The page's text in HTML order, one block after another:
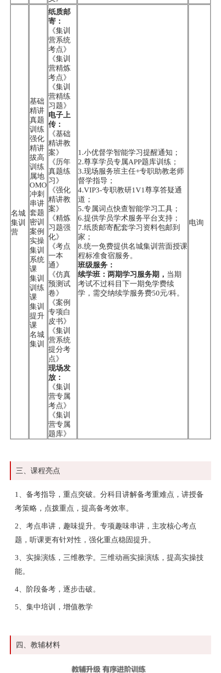
名城
集训
营
基础
精讲
真题
训练
强化
精讲
拔高
训练
属地
OMO
冲刺
串讲
套题
密训
案例
实操
集训
系统
课
集训
训练
课
集训
提升
课
名城
集训
纸质邮
寄：
《集训
营系统
考点》
《集训
营精炼
考点》
《集训
营精练
习题》
电子上
传：
《基础
精讲教
案》
《历年
真题练
习》
《强化
精讲教
案》
《精炼
习题强
化》
《考点
一本
通》
《仿真
预测试
卷》
《案例
专项白
皮书》
《集训
营系统
提分考
点》
现场发
放：
《集训
营专属
考点》
《集训
营专属
题库》
1.小优督学智能学习提醒通知；
2.尊享学员专属APP题库训练；
3.现场服务班主任+专职助教老师
督学指导；
4.VIP3-专职教研1V1尊享答疑通
道；
5.专属词点快查智能学习工具；
6.提供学员学术服务平台支持；
7.纸质邮寄配套学习资料包邮到
家；
8.统一免费提供名城集训营面授课
程标准食宿服务。
班级服务：
续学班：两期学习服务期， 当期
考试不过科目下一期免学费续
学，需交纳续学服务费50元/科。
电询
三、课程亮点
1、备考指导，重点突破。分科目讲解备考重难点，讲授备
考策略，点拨重点，提高备考效率。
2、考点串讲，趣味提升。专项趣味串讲，主攻核心考点
题，听课更有针对性，强化重点稳固提升。
3、实操演练，三维教学。三维动画实操演练，提高实操技
能。
4、阶段备考，逐步击破。
5、集中培训，增值教学
四、教辅材料